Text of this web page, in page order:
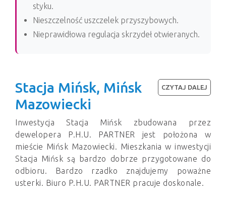
styku.
Nieszczelność uszczelek przyszybowych.
Nieprawidłowa regulacja skrzydeł otwieranych.
Stacja Mińsk, Mińsk
Mazowiecki
Inwestycja Stacja Mińsk zbudowana przez
dewelopera P.H.U. PARTNER jest położona w
mieście Mińsk Mazowiecki. Mieszkania w inwestycji
Stacja Mińsk są bardzo dobrze przygotowane do
odbioru. Bardzo rzadko znajdujemy poważne
usterki. Biuro P.H.U. PARTNER pracuje doskonale.
CZYTAJ DALEJ